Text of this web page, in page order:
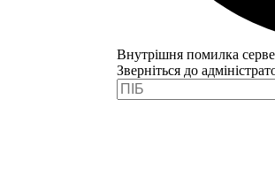
Внутрішня помилка
Зверніться до